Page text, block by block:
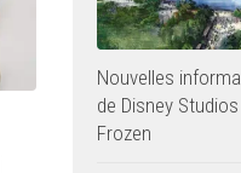
Nouvelles
de Disney
Frozen